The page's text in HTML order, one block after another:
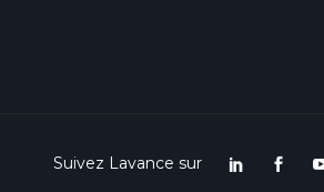
Suivez Lavance sur